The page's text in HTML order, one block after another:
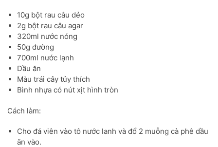
10g bột rau câu dẻo
2g bột rau câu agar
320ml nước nóng
50g đường
700ml nước lạnh
Dầu ăn
Màu trái cây tủy thích
Bình nhựa có nút xịt hình tròn
Cách làm:
Cho đá viên vào tô nước lanh và đổ 2 muỗng cà phê dầu
ăn vào.